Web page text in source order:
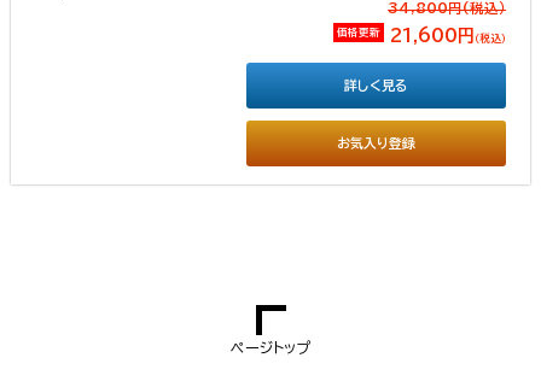
34,800円(税込）
価格更新 21,600円 （税込）
お気入り登録
詳しく見る
ページトップ